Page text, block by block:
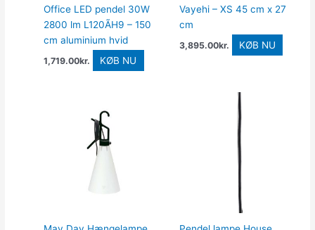
Office LED pendel 30W
2800 lm L120ÃH9 – 150
cm aluminium hvid
1,719.00kr. KØB NU
Vayehi – XS 45 cm x 27
cm
3,895.00kr. KØB NU